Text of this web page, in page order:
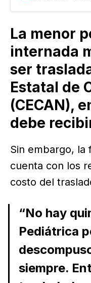
La menor
internada
ser
Estatal de
(CECAN),
debe
Sin embargo, la
cuenta con los
costo del
“No hay
Pediátrica
siempre.